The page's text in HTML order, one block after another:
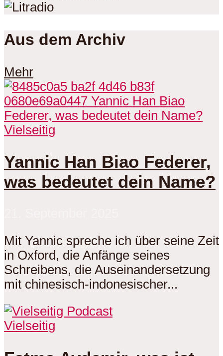
Aus dem Archiv
Mehr
Vielseitig
Yannic Han Biao Federer,
was bedeutet dein Name?
Mit Yannic spreche ich über seine Zeit
in Oxford, die Anfänge seines
Schreibens, die Auseinandersetzung
mit chinesisch-indonesischer...
Vielseitig